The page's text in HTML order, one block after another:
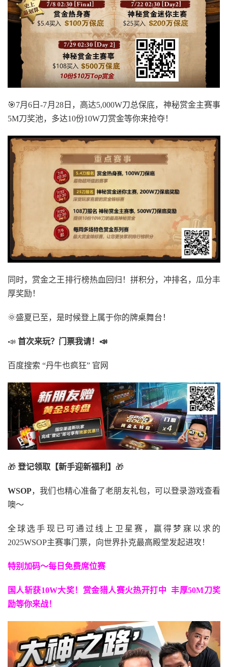
🎯7月6日-7月28日，高达5,000W刀总保底，神秘赏金主赛事
5M刀奖池，多达10份10W刀赏金等你来抢夺！
同时，赏金之王排行榜热血回归！拼积分，冲排名，瓜分丰
厚奖励！
🌞盛夏已至，是时候登上属于你的牌桌舞台！
📣 首次来玩？门票我请！📣
百度搜索 “丹牛也疯狂” 官网
🎁 登记领取【新手迎新福利】 🎁
WSOP，我们也精心准备了老朋友礼包，可以登录游戏查看
噢～
全球选手现已可通过线上卫星赛，赢得梦寐以求的
2025WSOP主赛事门票，向世界扑克最高殿堂发起进攻！
特别加码～每日免费席位赛
国人斩获10W大奖！ 赏金猎人赛火热开打中 丰厚50M刀奖
励等你来战！